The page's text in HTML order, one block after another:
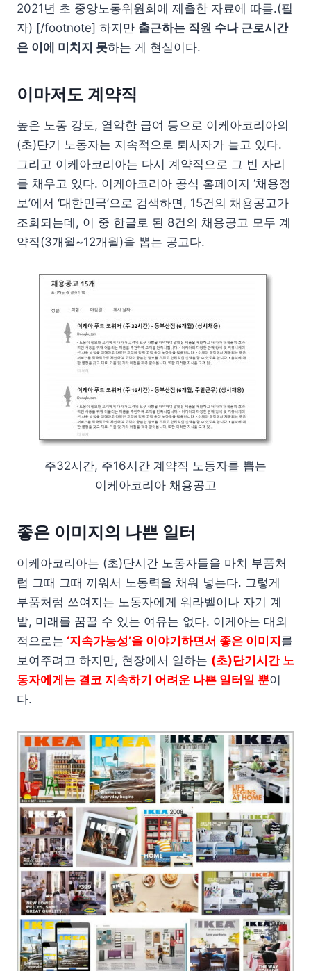
2021년 초 중앙노동위원회에 제출한 자료에 따름.(필
자) [/footnote] 하지만 출근하는 직원 수나 근로시간
은 이에 미치지 못하는 게 현실이다.
이마저도 계약직
높은 노동 강도, 열악한 급여 등으로 이케아코리아의
(초)단기 노동자는 지속적으로 퇴사자가 늘고 있다.
그리고 이케아코리아는 다시 계약직으로 그 빈 자리
를 채우고 있다. 이케아코리아 공식 홈페이지 ‘채용정
보’에서 ‘대한민국’으로 검색하면, 15건의 채용공고가
조회되는데, 이 중 한글로 된 8건의 채용공고 모두 계
약직(3개월~12개월)을 뽑는 공고다.
주32시간, 주16시간 계약직 노동자를 뽑는
이케아코리아 채용공고
좋은 이미지의 나쁜 일터
이케아코리아는 (초)단시간 노동자들을 마치 부품처
럼 그때 그때 끼워서 노동력을 채워 넣는다. 그렇게
부품처럼 쓰여지는 노동자에게 워라벨이나 자기 계
발, 미래를 꿈꿀 수 있는 여유는 없다. 이케아는 대외
적으로는 ‘지속가능성’을 이야기하면서 좋은 이미지 를
보여주려고 하지만, 현장에서 일하는 (초)단기시간 노
동자에게는 결코 지속하기 어려운 나쁜 일터일 뿐이
다.